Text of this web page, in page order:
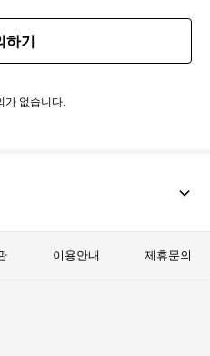
하기
가 없습니다.
이용안내 제휴문의